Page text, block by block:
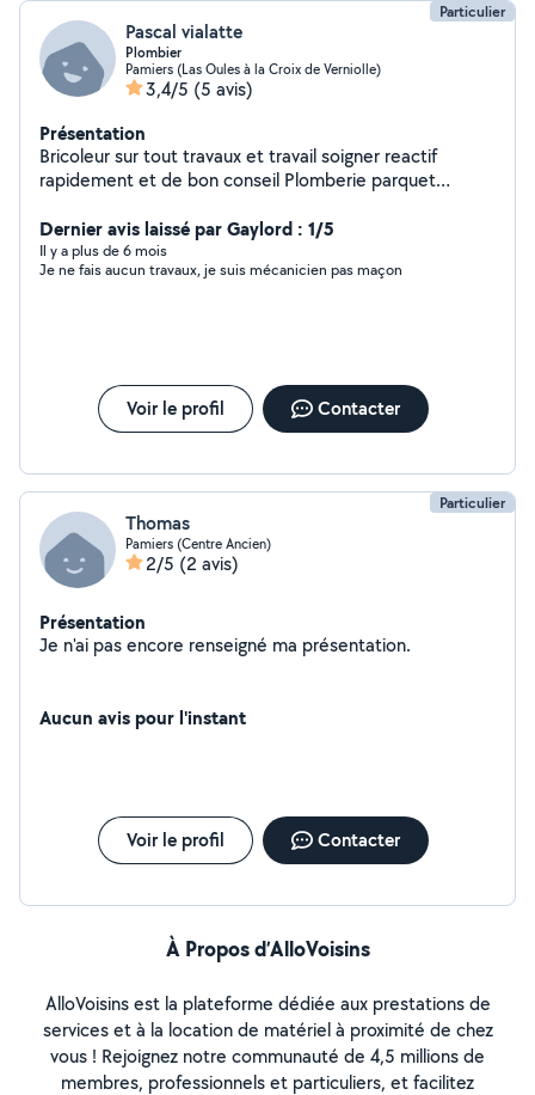
Particulier
Pascal vialatte
Plombier
Pamiers (Las Oules à la Croix de Verniolle)
3,4/5 (5 avis)
Présentation
Bricoleur sur tout travaux et travail soigner reactif
rapidement et de bon conseil Plomberie parquet
Dernier avis laissé par Gaylord : 1/5
Il y a plus de 6 mois
Je ne fais aucun travaux, je suis mécanicien pas maçon
Voir le profil Contacter
Particulier
Thomas
Pamiers (Centre Ancien)
2/5 (2 avis)
Présentation
Je n'ai pas encore renseigné ma présentation.
Aucun avis pour l'instant
Voir le profil Contacter
À Propos d’AlloVoisins
AlloVoisins est la plateforme dédiée aux prestations de
services et à la location de matériel à proximité de chez
vous ! Rejoignez notre communauté de 4,5 millions de
membres, professionnels et particuliers, et facilitez